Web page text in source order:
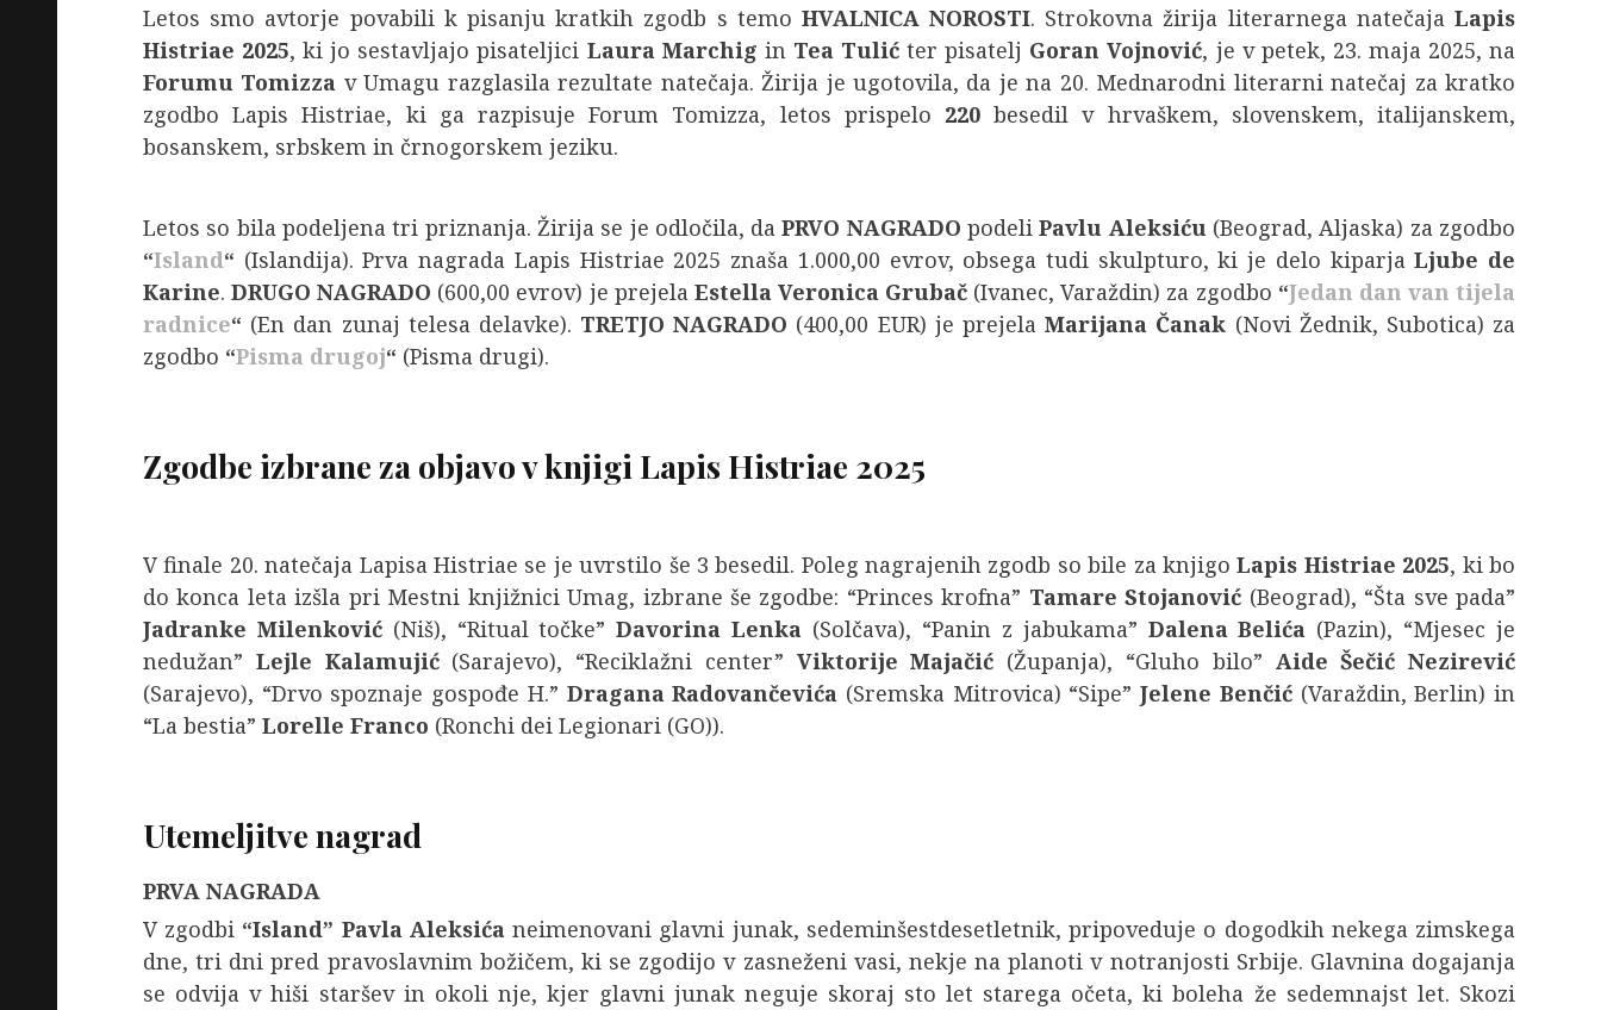
Letos smo avtorje povabili k pisanju kratkih zgodb s temo HVALNICA NOROSTI. Strokovna žirija literarnega natečaja Lapis
Histriae 2025, ki jo sestavljajo pisateljici Laura Marchig in Tea Tulić ter pisatelj Goran Vojnović, je v petek, 23. maja 2025, na
Forumu Tomizza v Umagu razglasila rezultate natečaja. Žirija je ugotovila, da je na 20. Mednarodni literarni natečaj za kratko
zgodbo Lapis Histriae, ki ga razpisuje Forum Tomizza, letos prispelo 220 besedil v hrvaškem, slovenskem, italijanskem,
bosanskem, srbskem in črnogorskem jeziku.
Letos so bila podeljena tri priznanja. Žirija se je odločila, daPRVO NAGRADO podeliPavlu Aleksiću(Beograd, Aljaska) za zgodbo
“Island“ (Islandija). Prva nagrada Lapis Histriae 2025 znaša 1.000,00 evrov, obsega tudi skulpturo, ki je delo kiparjaLjube de
Karine.DRUGO NAGRADO (600,00 evrov) je prejela Estella Veronica Grubač (Ivanec, Varaždin) za zgodbo “Jedan dan van tijela
radnice“ (En dan zunaj telesa delavke). TRETJO NAGRADO (400,00 EUR) je prejelaMarijana Čanak (Novi Žednik, Subotica) za
zgodbo “Pisma drugoj“ (Pisma drugi).
Zgodbe izbrane za objavo v knjigi Lapis Histriae 2025
V finale 20. natečaja Lapisa Histriae se je uvrstilo še 3 besedil. Poleg nagrajenih zgodb so bile za knjigoLapis Histriae 2025, ki bo
do konca leta izšla pri Mestni knjižnici Umag, izbrane še zgodbe: “Princes krofna” Tamare Stojanović (Beograd), “Šta sve pada”
Jadranke Milenković(Niš), “Ritual točke”Davorina Lenka (Solčava), “Panin z jabukama” Dalena Belića (Pazin), “Mjesec je
nedužan” Lejle Kalamujić(Sarajevo), “Reciklažni center” Viktorije Majačić (Županja), “Gluho bilo” Aide Šečić Nezirević
(Sarajevo), “Drvo spoznaje gospođe H.” Dragana Radovančevića (Sremska Mitrovica) “Sipe”Jelene Benčić(Varaždin, Berlin) in
“La bestia” Lorelle Franco (Ronchi dei Legionari (GO)).
Utemeljitve nagrad
PRVA NAGRADA
V zgodbi “Island” Pavla Aleksićaneimenovani glavni junak, sedeminšestdesetletnik, pripoveduje o dogodkih nekega zimskega
dne, tri dni pred pravoslavnim božičem, ki se zgodijo v zasneženi vasi, nekje na planoti v notranjosti Srbije. Glavnina dogajanja
se odvija v hiši staršev in okoli nje, kjer glavni junak neguje skoraj sto let starega očeta, ki boleha že sedemnajst let. Skozi